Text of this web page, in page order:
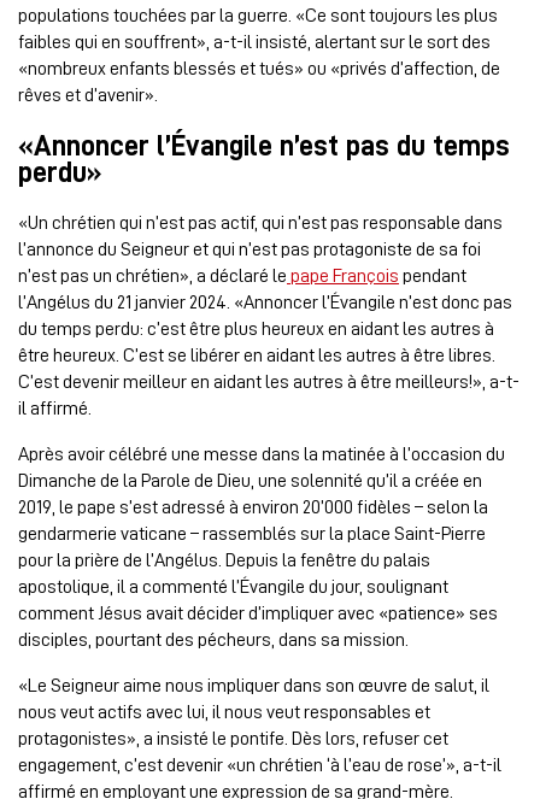
populations touchées par la guerre. «Ce sont toujours les plus
faibles qui en souffrent», a-t-il insisté, alertant sur le sort des
«nombreux enfants blessés et tués» ou «privés d’affection, de
rêves et d’avenir».
«Annoncer l’Évangile n’est pas du temps
perdu»
«Un chrétien qui n’est pas actif, qui n’est pas responsable dans
l’annonce du Seigneur et qui n’est pas protagoniste de sa foi
n’est pas un chrétien», a déclaré le pape François pendant
l’Angélus du 21 janvier 2024. «Annoncer l’Évangile n’est donc pas
du temps perdu: c’est être plus heureux en aidant les autres à
être heureux. C’est se libérer en aidant les autres à être libres.
C’est devenir meilleur en aidant les autres à être meilleurs!», a-t-
il affirmé.
Après avoir célébré une messe dans la matinée à l’occasion du
Dimanche de la Parole de Dieu, une solennité qu’il a créée en
2019, le pape s’est adressé à environ 20’000 fidèles – selon la
gendarmerie vaticane – rassemblés sur la place Saint-Pierre
pour la prière de l’Angélus. Depuis la fenêtre du palais
apostolique, il a commenté l’Évangile du jour, soulignant
comment Jésus avait décider d’impliquer avec «patience» ses
disciples, pourtant des pécheurs, dans sa mission.
«Le Seigneur aime nous impliquer dans son œuvre de salut, il
nous veut actifs avec lui, il nous veut responsables et
protagonistes», a insisté le pontife. Dès lors, refuser cet
engagement, c’est devenir «un chrétien ‘à l’eau de rose’», a-t-il
affirmé en employant une expression de sa grand-mère.